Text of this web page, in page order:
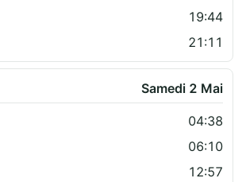
19:44
21:11
Samedi 2 Mai
04:38
06:10
12:57